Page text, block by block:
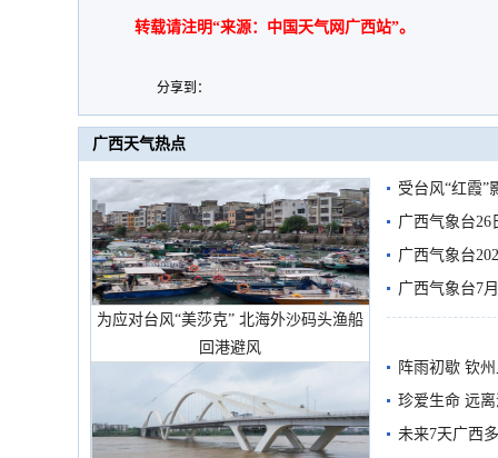
转载请注明“来源：中国天气网广西站”。
分享到：
广西天气热点
为应对台风“美莎克” 北海外沙码头渔船
回港避风
受台风“红霞”
有较强降雨
广西气象台26
广西气象台
预警
广西气象台7
阵雨初歇 钦
珍爱生命 远
未来7天广西